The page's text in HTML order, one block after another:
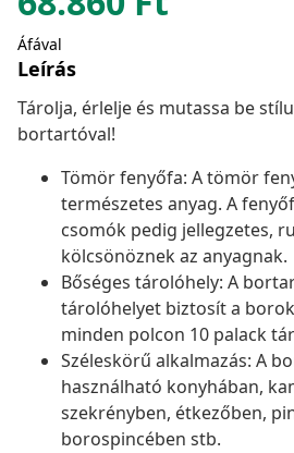
Áfával
Leírás
Tárolja, érlelje és mutassa be
bortartóval!
Tömör fenyőfa: A tömör
természetes anyag. A
csomók pedig jellegzetes,
kölcsönöznek az anyagnak.
Bőséges tárolóhely: A
tárolóhelyet biztosít a
minden polcon 10 palack
Széleskörű alkalmazás: A
használható konyhában,
szekrényben, étkezőben,
borospincében stb.